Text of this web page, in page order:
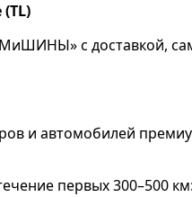
с доставкой,
и автомобилей
первых 300–500